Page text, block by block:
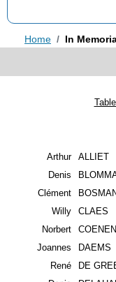
Home In
Arthur
ALLIET
Denis
Clément
Willy
CLAES
Norbert
COENEN
Joannes
DAEMS
René
DE